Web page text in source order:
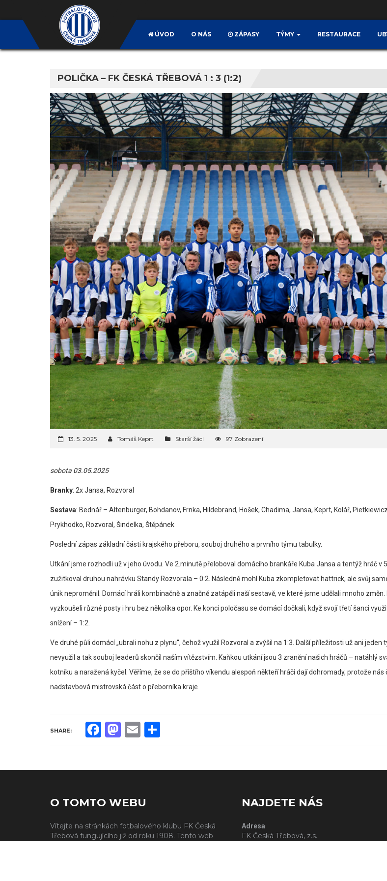
ÚVOD O NÁS ZÁPASY TÝMY RESTAURACE
POLIČKA – FK ČESKÁ TŘEBOVÁ 1 : 3 (1:2)
13. 5. 2025 Tomáš Keprt Starší žáci 97 Zobrazení
sobota 03.05.2025
Branky: 2x Jansa, Rozvoral
Sestava: Bednář – Altenburger, Bohdanov, Frnka, Hildebrand, Hošek, Chadima, Jansa, Keprt, Kolář,
Prykhodko, Rozvoral, Šindelka, Štěpánek
Poslední zápas základní části krajského přeboru, souboj druhého a prvního týmu tabulky.
Utkání jsme rozhodli už v jeho úvodu. Ve 2.minutě přeloboval domácího brankáře Kuba Jansa a tentýž hráč v
zužitkoval druhou nahrávku Standy Rozvorala – 0:2. Následně mohl Kuba zkompletovat hattrick, ale svůj
únik neproměnil. Domácí hráli kombinačně a značně zatápěli naší sestavě, ve které jsme udělali mnoho změn.
vyzkoušeli různé posty i hru bez několika opor. Ke konci poločasu se domácí dočkali, když svojí třetí šanci
snížení – 1:2.
Ve druhé půli domácí „ubrali nohu z plynu“, čehož využil Rozvoral a zvýšil na 1:3. Další příležitosti už ani jeden
nevyužil a tak souboj leaderů skončil naším vítězstvím. Kaňkou utkání jsou 3 zranění našich hráčů – natáhlý
kotníku a naražená kyčel. Věříme, že se do příštího víkendu alespoň někteří hráči dají dohromady, protože nás
nadstavbová mistrovská část o přeborníka kraje.
SHARE: Facebook
Mastodon
Email
O TOMTO WEBU
Vítejte na stránkách fotbalového klubu FK Česká
Třebová fungujícího již od roku 1908. Tento web
NAJDETE NÁS
Adresa
FK Česká Třebová, z.s.